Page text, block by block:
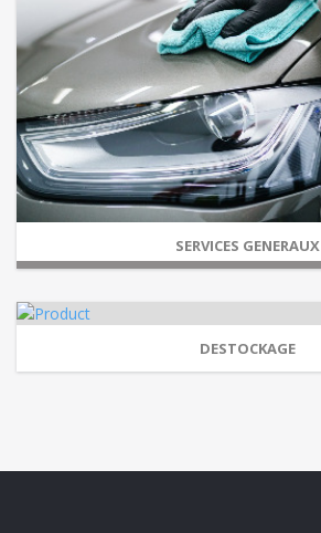
SERVICES GENERAUX
DESTOCKAGE